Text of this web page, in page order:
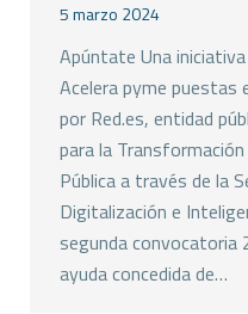
5 marzo 2024
Apúntate Una
Acelera pyme puestas
por Red.es, entidad
para la
Pública a través de la
Digitalización e
segunda convocatoria
ayuda concedida de…